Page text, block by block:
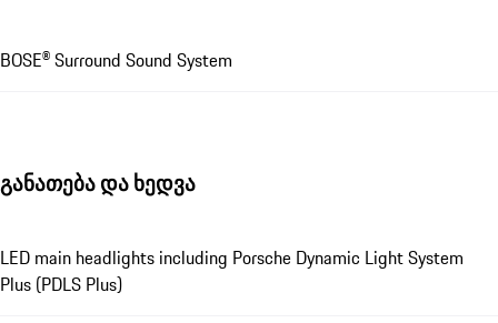
BOSE® Surround Sound System
განათება და ხედვა
LED main headlights including Porsche Dynamic Light System
Plus (PDLS Plus)